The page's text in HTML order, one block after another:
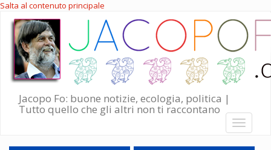
Salta al contenuto principale
Jacopo Fo: buone notizie, ecologia, politica |
Tutto quello che gli altri non ti raccontano
Toggle